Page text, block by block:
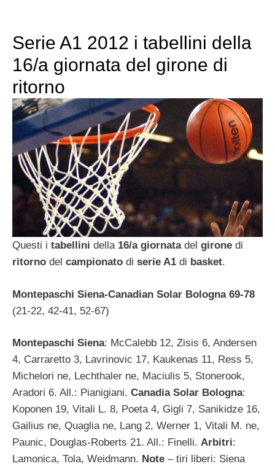
Serie A1 2012 i tabellini della
16/a giornata del girone di
ritorno
Questi i tabellini della 16/a giornatadel girone di
ritorno del campionato di serie A1 di basket.
Montepaschi Siena-Canadian Solar Bologna 69-78
(21-22, 42-41, 52-67)
Montepaschi Siena: McCalebb 12, Zisis 6, Andersen
4, Carraretto 3, Lavrinovic 17, Kaukenas 11, Ress 5,
Michelori ne, Lechthaler ne, Maciulis 5, Stonerook,
Aradori 6. All.: Pianigiani. Canadia Solar Bologna:
Koponen 19, Vitali L. 8, Poeta 4, Gigli 7, Sanikidze 16,
Gailius ne, Quaglia ne, Lang 2, Werner 1, Vitali M. ne,
Paunic, Douglas-Roberts 21. All.: Finelli. Arbitri:
Lamonica, Tola, Weidmann. Note – tiri liberi: Siena